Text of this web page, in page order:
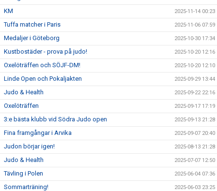
KM 2025-11-14 00:23
Tuffa matcher i Paris 2025-11-06 07:59
Medaljer i Göteborg 2025-10-30 17:34
Kustbostäder - prova på judo! 2025-10-20 12:16
Oxelöträffen och SÖJF-DM! 2025-10-20 12:10
Linde Open och Pokaljakten 2025-09-29 13:44
Judo & Health 2025-09-22 22:16
Oxelöträffen 2025-09-17 17:19
3:e bästa klubb vid Södra Judo open 2025-09-13 21:28
Fina framgångar i Arvika 2025-09-07 20:40
Judon börjar igen! 2025-08-13 21:28
Judo & Health 2025-07-07 12:50
Tävling i Polen 2025-06-04 07:36
Sommarträning! 2025-06-03 23:25